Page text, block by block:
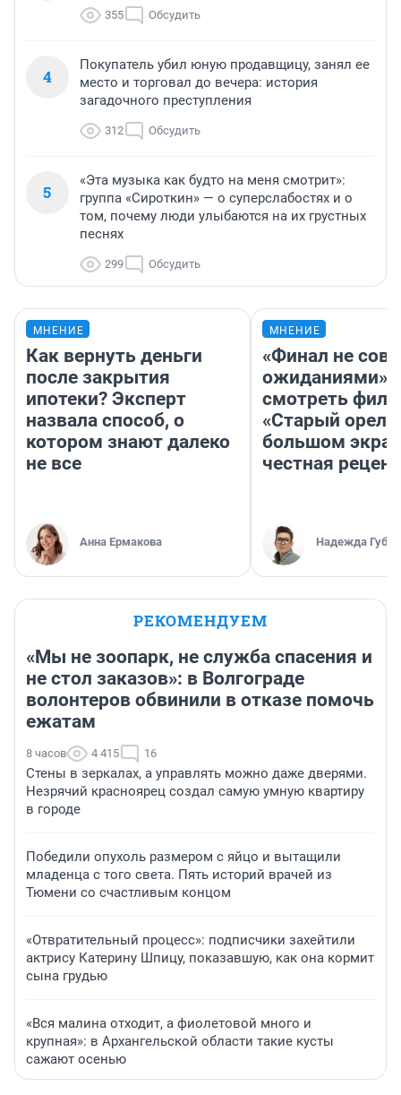
355 Обсудить
4
Покупатель убил юную продавщицу, занял ее
место и торговал до вечера: история
загадочного преступления
312 Обсудить
5
«Эта музыка как будто на меня смотрит»:
группа «Сироткин» — о суперслабостях и о
том, почему люди улыбаются на их грустных
песнях
299 Обсудить
МНЕНИЕ
Как вернуть деньги
после закрытия
ипотеки? Эксперт
назвала способ, о
котором знают далеко
не все
Анна Ермакова
МНЕНИЕ
«Финал не
ожиданиями»:
смотреть
«Старый орел»
большом
честная
Надежда
РЕКОМЕНДУЕМ
«Мы не зоопарк, не служба спасения и
не стол заказов»: в Волгограде
волонтеров обвинили в отказе помочь
ежатам
8 часов 4 415 16
Стены в зеркалах, а управлять можно даже дверями.
Незрячий красноярец создал самую умную квартиру
в городе
Победили опухоль размером с яйцо и вытащили
младенца с того света. Пять историй врачей из
Тюмени со счастливым концом
«Отвратительный процесс»: подписчики захейтили
актрису Катерину Шпицу, показавшую, как она кормит
сына грудью
«Вся малина отходит, а фиолетовой много и
крупная»: в Архангельской области такие кусты
сажают осенью